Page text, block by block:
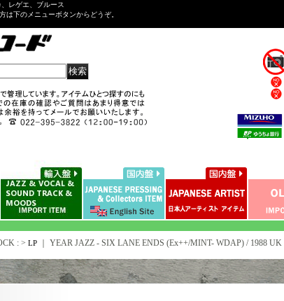
レゲエ、ブルース
は下のメニューボタンからどうぞ。
: > LP｜ YEAR JAZZ - SIX LANE ENDS (Ex++/MINT- WDAP) / 1988